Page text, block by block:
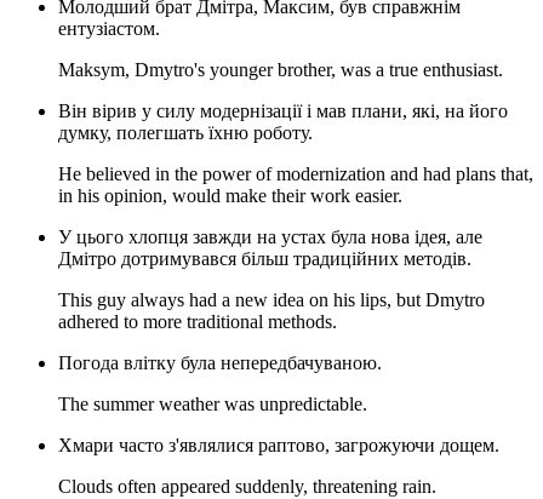
Молодший брат Дмітра, Максим, був справжнім
ентузіастом.
Maksym, Dmytro's younger brother, was a true enthusiast.
Він вірив у силу модернізації і мав плани, які, на його
думку, полегшать їхню роботу.
He believed in the power of modernization and had plans that,
in his opinion, would make their work easier.
У цього хлопця завжди на устах була нова ідея, але
Дмітро дотримувався більш традиційних методів.
This guy always had a new idea on his lips, but Dmytro
adhered to more traditional methods.
Погода влітку була непередбачуваною.
The summer weather was unpredictable.
Хмари часто з'являлися раптово, загрожуючи дощем.
Clouds often appeared suddenly, threatening rain.